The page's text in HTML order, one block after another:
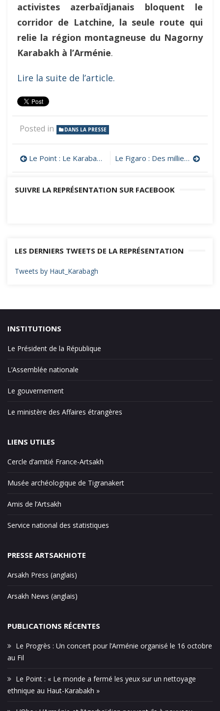
activistes azerbaïdjanais bloquent le
corridor de Latchine, la seule route qui
relie la région montagneuse du Nagorny
Karabakh à l’Arménie.
Lire la suite de l’article.
Posted in DANS LA PRESSE
Navigation
de
l’article
Le Point : Le Karabakh arménien au bord d’une catastrophe humanitaire Le Figaro : Des milliers de manifestants au Haut-Karabakh contre le blocage d’un axe vital vers l’Arménie
SUIVRE LA REPRÉSENTATION SUR FACEBOOK
LES DERNIERS TWEETS DE LA REPRÉSENTATION
Tweets by Haut_Karabagh
INSTITUTIONS
Le Président de la République
L’Assemblée nationale
Le gouvernement
Le ministère des Affaires étrangères
LIENS UTILES
Cercle d’amitié France-Artsakh
Musée archéologique de Tigranakert
Amis de l’Artsakh
Service national des statistiques
PRESSE ARTSAKHIOTE
Arsakh Press (anglais)
Arsakh News (anglais)
PUBLICATIONS RÉCENTES
Le Progrès : Un concert pour l’Arménie organisé le 16 octobre
au Fil
Le Point : « Le monde a fermé les yeux sur un nettoyage
ethnique au Haut-Karabakh »